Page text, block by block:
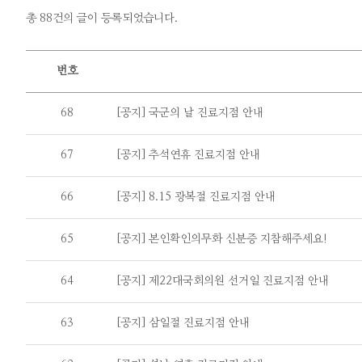
총 88건의 글이 등록되었습니다.
번호
68 [공지] 국군의 날 진료지점 안내
67 [공지] 추석연휴 진료지점 안내
66 [공지] 8.15 광복절 진료지점 안내
65 [공지] 본인확인의무화 신분증 지참해주세요!
64 [공지] 제22대국회의원 선거일 진료지점 안내
63 [공지] 삼일절 진료지점 안내